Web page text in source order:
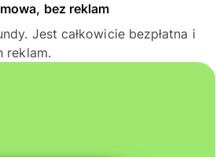
bez reklam
Jest całkowicie bezpłatna i
reklam.